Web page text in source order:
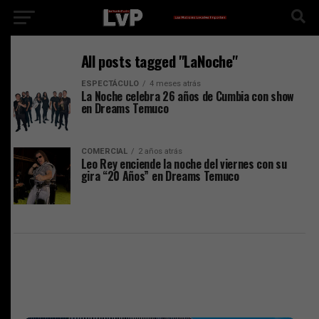
All posts tagged "LaNoche"
ESPECTÁCULO 4 meses atrás
La Noche celebra 26 años de Cumbia con show
en Dreams Temuco
COMERCIAL 2 años atrás
Leo Rey enciende la noche del viernes con su
gira “20 Años” en Dreams Temuco